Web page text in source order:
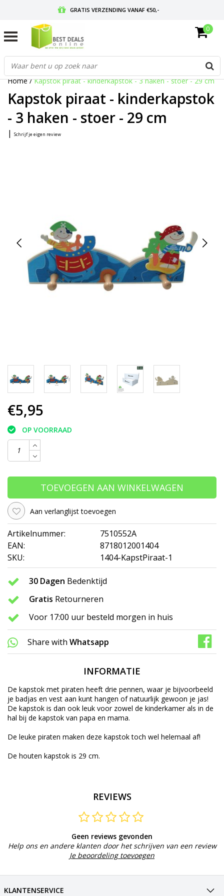
GRATIS VERZENDING VANAF €50,-
GRATIS RETOURNEREN EN 30 DAGEN BEDENKTIJD
0
Home/Kapstok piraat - kinderkapstok - 3 haken - stoer - 29 cm
Kapstok piraat - kinderkapstok
- 3 haken - stoer - 29 cm
| Schrijf je eigen review
€5,95
OP VOORRAAD
TOEVOEGEN AAN WINKELWAGEN
Aan verlanglijst toevoegen
Artikelnummer:
7510552A
EAN:
8718012001404
SKU:
1404-KapstPiraat-1
30 Dagen Bedenktijd
Gratis Retourneren
Voor 17:00 uur besteld morgen in huis
Share with Whatsapp
INFORMATIE
De kapstok met piraten heeft drie pennen, waar je bijvoorbeeld
je badjas en vest aan kunt hangen of natuurlijk gewoon je jas!
De kapstok is dan ook leuk voor zowel de kinderkamer als in de
hal bij de kapstok van papa en mama.
De leuke piraten maken deze kapstok toch wel helemaal af!
De houten kapstok is 29 cm.
REVIEWS
Geen reviews gevonden
Help ons en andere klanten door het schrijven van een review
Je beoordeling toevoegen
KLANTENSERVICE